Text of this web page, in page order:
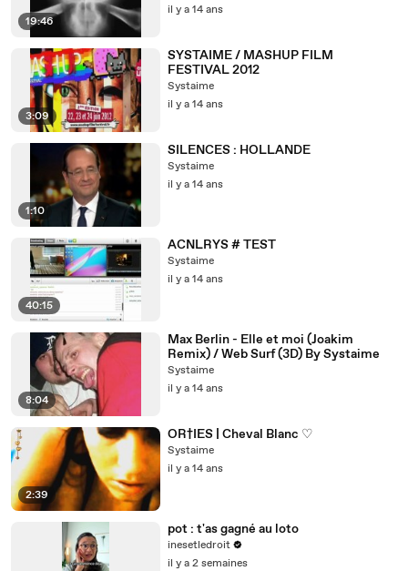
19:46
il y a 14 ans
3:09
SYSTAIME / MASHUP FILM
FESTIVAL 2012
Systaime
il y a 14 ans
1:10
SILENCES : HOLLANDE
Systaime
il y a 14 ans
40:15
ACNLRYS # TEST
Systaime
il y a 14 ans
8:04
Max Berlin - Elle et moi (Joakim
Remix) / Web Surf (3D) By Systaime
Systaime
il y a 14 ans
2:39
OR†IES | Cheval Blanc ♡
Systaime
il y a 14 ans
pot : t'as gagné au loto
inesetledroit
il y a 2 semaines